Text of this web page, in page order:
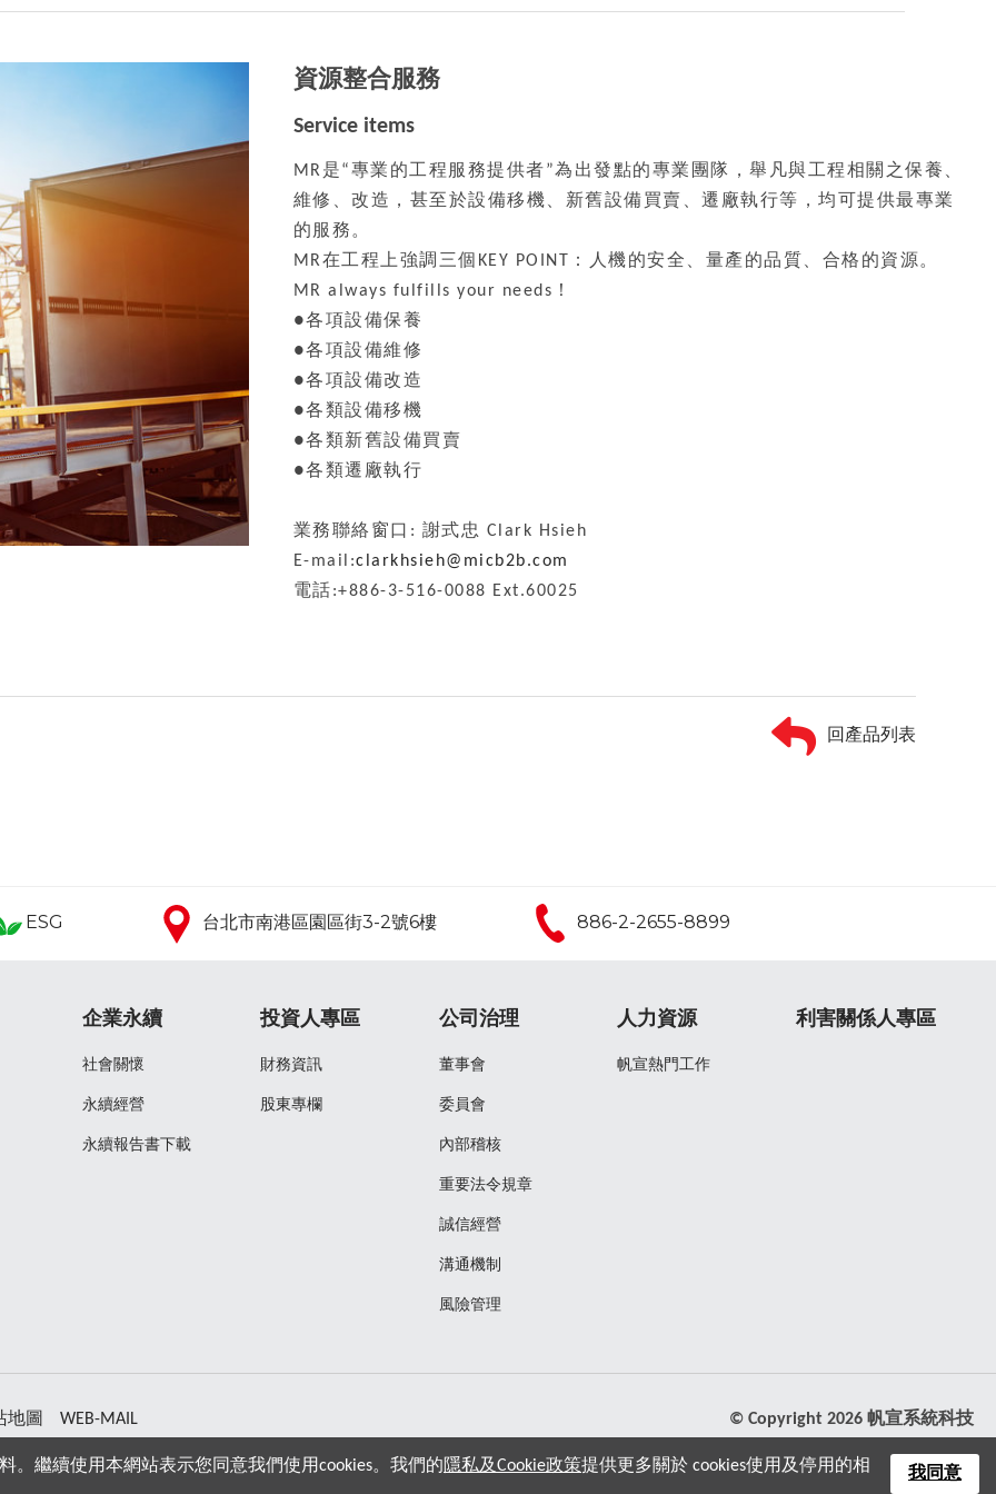
資源整合服務
Service items
MR是“專業的工程服務提供者”為出發點的專業團隊，舉凡與工程相關之保養、
維修、改造，甚至於設備移機、新舊設備買賣、遷廠執行等，均可提供最專業
的服務。
MR在工程上強調三個KEY POINT：人機的安全、量產的品質、合格的資源。
MR always fulfills your needs！
●各項設備保養
●各項設備維修
●各項設備改造
●各類設備移機
●各類新舊設備買賣
●各類遷廠執行
業務聯絡窗口: 謝式忠 Clark Hsieh
E-mail:clarkhsieh@micb2b.com
電話:+886-3-516-0088 Ext.60025
回產品列表
ESG 台北市南港區園區街3-2號6樓 886-2-2655-8899
企業永續
社會關懷
永續經營
永續報告書下載
投資人專區
財務資訊
股東專欄
公司治理
董事會
委員會
內部稽核
重要法令規章
誠信經營
溝通機制
風險管理
人力資源
帆宣熱門工作
利害關係人專區
地圖 WEB-MAIL © Copyright 2026 帆宣系統科技
。繼續使用本網站表示您同意我們使用cookies。我們的 隱私及Cookie政策提供更多關於 cookies使用及停用的相 我同意